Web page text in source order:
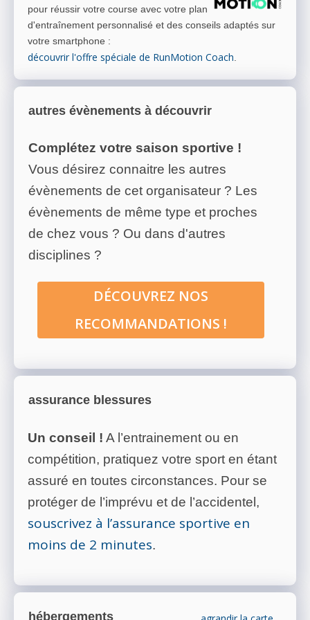
pour réussir votre course avec votre plan
d'entraînement personnalisé et des conseils adaptés sur
votre smartphone :
découvrir l'offre spéciale de RunMotion Coach.
autres évènements à découvrir
Complétez votre saison sportive !
Vous désirez connaitre les autres
évènements de cet organisateur ? Les
évènements de même type et proches
de chez vous ? Ou dans d'autres
disciplines ?
DÉCOUVREZ NOS
RECOMMANDATIONS !
assurance blessures
Un conseil ! A l’entrainement ou en
compétition, pratiquez votre sport en étant
assuré en toutes circonstances. Pour se
protéger de l’imprévu et de l’accidentel,
souscrivez à l’assurance sportive en
moins de 2 minutes.
hébergements